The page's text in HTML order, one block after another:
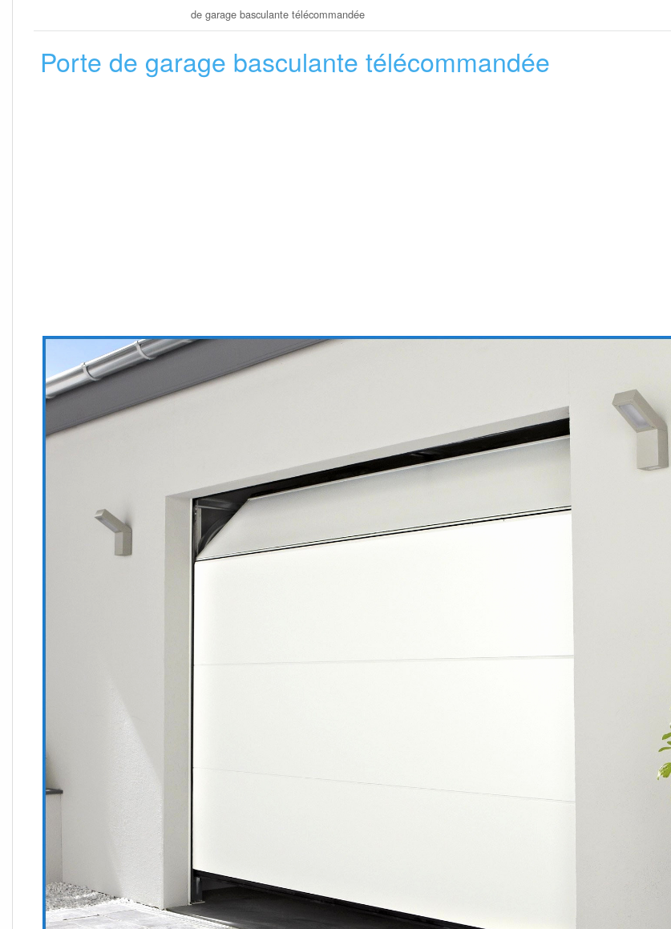
Porte de garage basculante télécommandée
Porte de garage basculante télécommandée